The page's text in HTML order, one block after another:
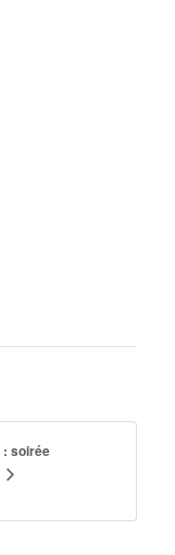
: soirée